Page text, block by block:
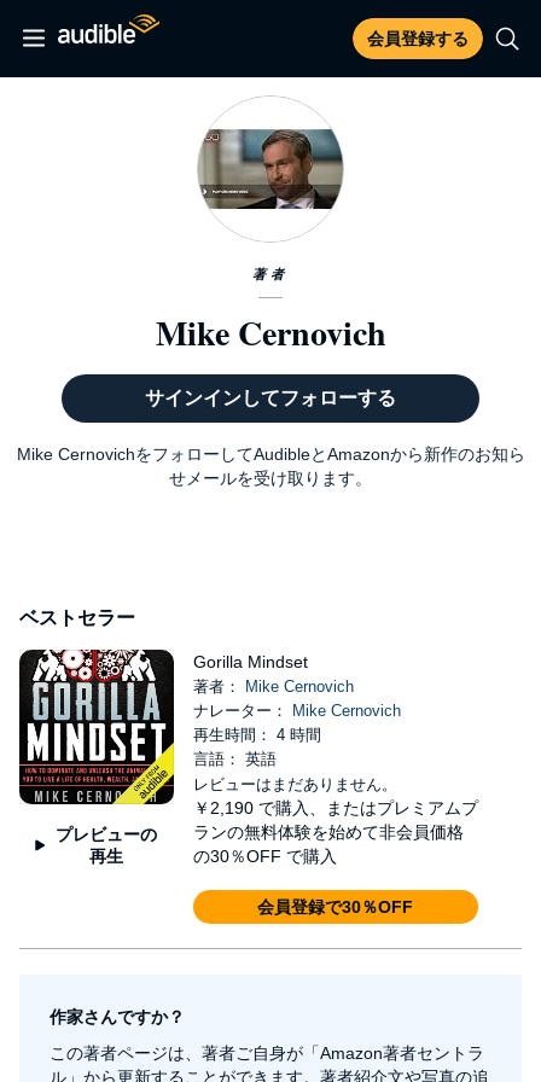
会員登録する
著者
Mike Cernovich
サインインしてフォローする
Mike CernovichをフォローしてAudibleとAmazonから新作のお知ら
せメールを受け取ります。
ベストセラー
プレビューの
再生
Gorilla Mindset
著者：
Mike Cernovich
ナレーター：
Mike Cernovich
再生時間： 4 時間
言語： 英語
レビューはまだありません。
￥2,190 で購入、またはプレミアムプ
ランの無料体験を始めて非会員価格
の30％OFF で購入
会員登録で30％OFF
作家さんですか？
この著者ページは、著者ご自身が「Amazon著者セントラ
ル」から更新することができます。著者紹介文や写真の追